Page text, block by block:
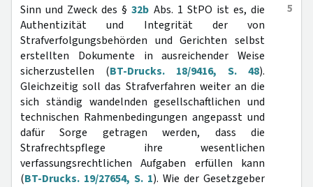
5
Sinn und Zweck des §32b Abs. 1 StPO ist es, die
Authentizität und Integrität der von
Strafverfolgungsbehörden und Gerichten selbst
erstellten Dokumente in ausreichender Weise
sicherzustellen (BT-Drucks. 18/9416, S. 48).
Gleichzeitig soll das Strafverfahren weiter an die
sich ständig wandelnden gesellschaftlichen und
technischen Rahmenbedingungen angepasst und
dafür Sorge getragen werden, dass die
Strafrechtspflege ihre wesentlichen
verfassungsrechtlichen Aufgaben erfüllen kann
(BT-Drucks. 19/27654, S. 1). Wie der Gesetzgeber